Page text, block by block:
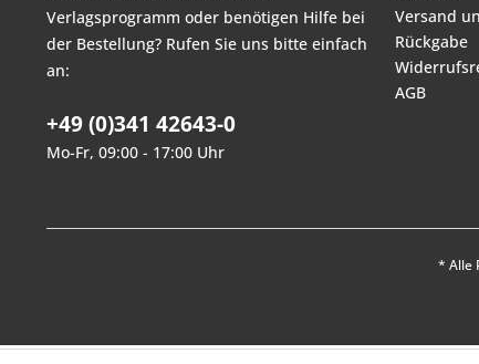
Verlagsprogramm oder benötigen Hilfe bei
der Bestellung? Rufen Sie uns bitte einfach
an:
+49 (0)341 42643-0
Mo-Fr, 09:00 - 17:00 Uhr
Versand
Rückgabe
AGB
* Alle